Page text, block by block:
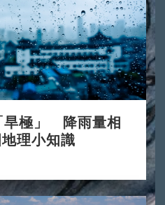
旱極」 降雨量相
理小知識